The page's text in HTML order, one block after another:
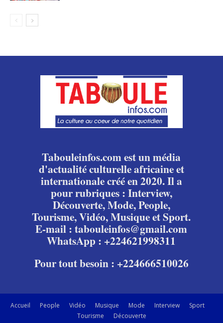
Tabouleinfos.com est un média
d'actualité culturelle africaine et
internationale créé en 2020. Il a
pour rubriques : Interview,
Découverte, Mode, People,
Tourisme, Vidéo, Musique et Sport.
E-mail : tabouleinfos@gmail.com
WhatsApp : +224621998311
Pour tout besoin : +224666510026
Accueil People Vidéo Musique Mode Interview
Sport
Tourisme
Découverte